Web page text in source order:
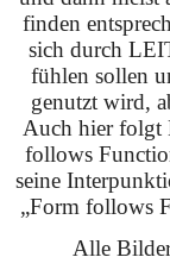
finden
sich durch
fühlen sollen
genutzt wird,
Auch hier folgt
follows
seine
„Form follows
Alle